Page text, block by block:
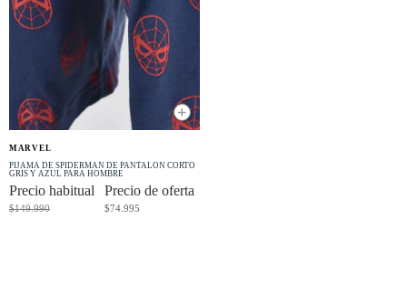
-50% OFF
+
MARVEL
PIJAMA DE SPIDERMAN DE PANTALÓN CORTO
GRIS Y AZUL PARA HOMBRE
Precio de oferta
$74.995
Precio habitual
$149.990